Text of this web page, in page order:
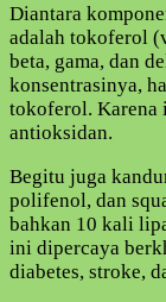
Diantara
adalah tokoferol
beta, gama, dan
konsentrasinya,
tokoferol. Karena
antioksidan.
Begitu juga
polifenol, dan
bahkan 10 kali
ini dipercaya
diabetes, stroke,